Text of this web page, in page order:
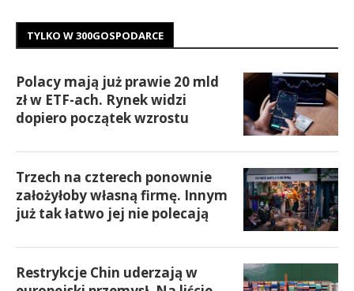
TYLKO W 300GOSPODARCE
Polacy mają już prawie 20 mld
zł w ETF-ach. Rynek widzi
dopiero początek wzrostu
Trzech na czterech ponownie
założyłoby własną firmę. Innym
już tak łatwo jej nie polecają
Restrykcje Chin uderzają w